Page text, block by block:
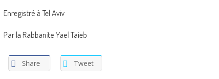
Enregistré à Tel Aviv
Par la Rabbanite Yael Taieb
Share Tweet